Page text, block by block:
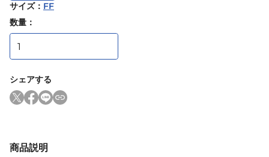
サイズ： FF
数量：
シェアする
商品説明